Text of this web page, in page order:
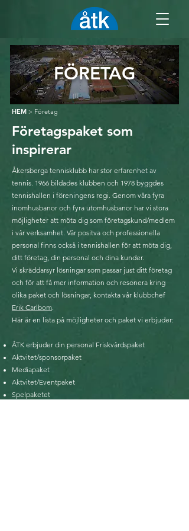
FÖRETAG
HEM > Företag
Företagspaket som
inspirerar
Åkersberga tennisklubb har stor erfarenhet av
tennis. 1966 bildades klubben och 1978 byggdes
tennishallen i föreningens regi. Genom våra fyra
inomhusbanor och fyra utomhusbanor har vi stora
möjligheter att möta dig som företagskund/medlem
i vår verksamhet. Vår positva och professionella
personal finns också i tennishallen för att möta dig,
ditt företag, din personal och dina kunder.
Vi skräddarsyr lösningar som passar just ditt företag
och för att få mer information och resonera kring
olika paket och lösningar, kontakta vår klubbchef
Erik Carlbom.
Här är en lista på möjligheter och paket vi erbjuder:
ÅTK erbjuder din personal Friskvårdspaket
Aktvitet/sponsorpaket
Mediapaket
Aktvitet/Eventpaket
Spelpaketet